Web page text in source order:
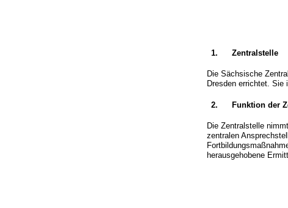
1. Zentralstelle
Die Sächsische
Dresden errichtet.
2. Funktion der
Die Zentralstelle
zentralen
herausgehobene